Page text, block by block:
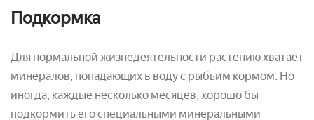
Подкормка
Для нормальной жизнедеятельности растению хватает
минералов, попадающих в воду с рыбьим кормом. Но
иногда, каждые несколько месяцев, хорошо бы
подкормить его специальными минеральными